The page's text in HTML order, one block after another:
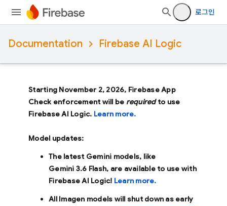
로그인
Documentation Firebase AI Logic
Starting November 2, 2026, Firebase App
Check enforcement will be requiredto use
Firebase AI Logic. Learn more.
Model updates:
The latest Gemini models, like
Gemini 3.6 Flash, are available to use with
Firebase AI Logic! Learn more.
All Imagen models will shut down as early